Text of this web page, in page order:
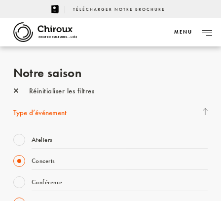
TÉLÉCHARGER NOTRE BROCHURE
CENTRE CULTUREL - LIÈGE
MENU
Notre saison
Réinitialiser les filtres
Type d’événement
Ateliers
Concerts
Conférence